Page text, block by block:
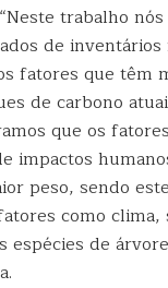
trabalho
de
fatores que têm
de carbono
que os
impactos
peso, sendo
como clima,
espécies de